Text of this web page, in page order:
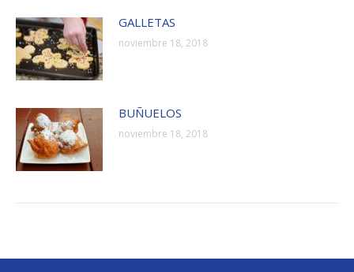
GALLETAS
noviembre 18, 2018
BUÑUELOS
noviembre 18, 2018